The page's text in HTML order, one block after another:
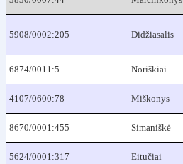
5908/0002:205 Didžiasalis
6874/0011:5 Noriškiai
4107/0600:78 Miškonys
8670/0001:455 Simaniškė
5624/0001:317 Eitučiai